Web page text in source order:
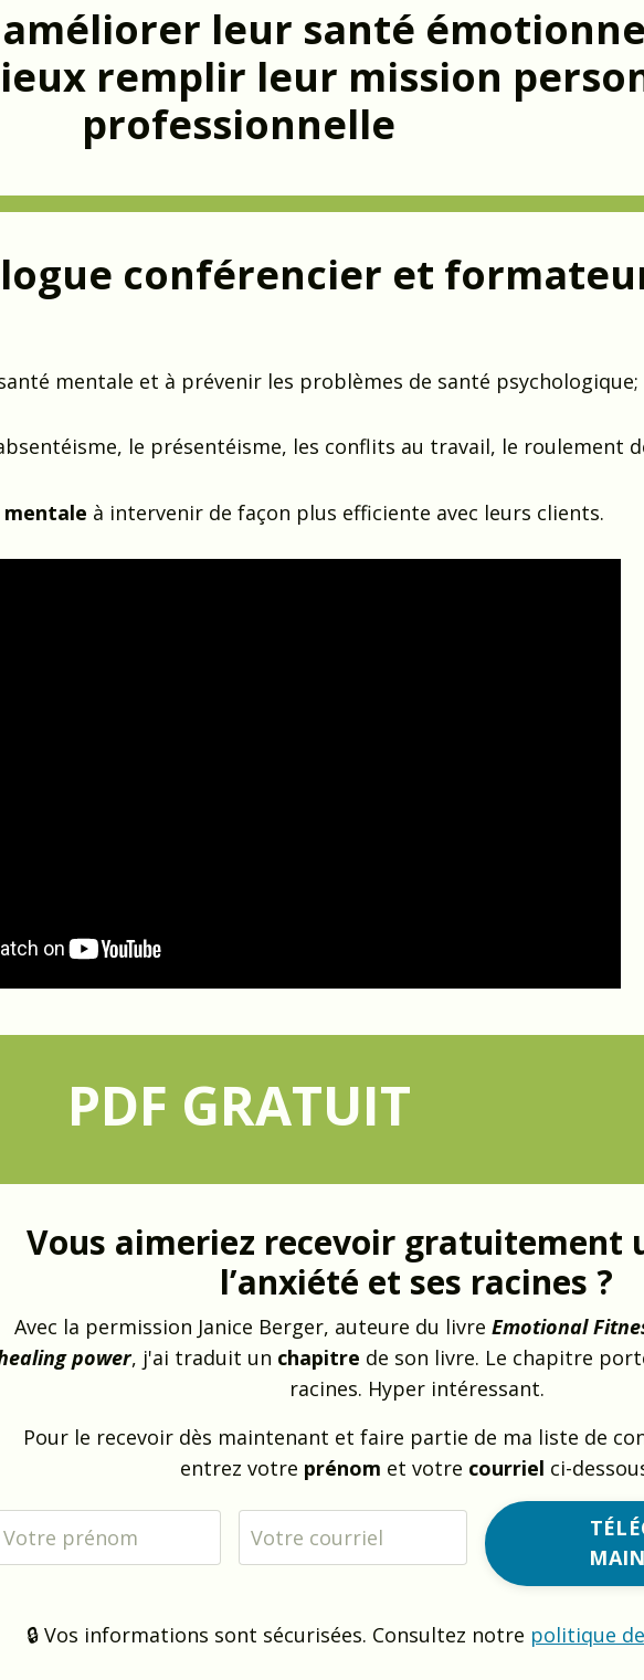
améliorer leur santé
remplir leur mission
professionnelle
conférencier et
mentale et à prévenir les problèmes de santé psychologique;
le présentéisme, les conflits au travail, le roulement
mentale à intervenir de façon plus efficiente avec leurs clients.
PDF GRATUIT
Vous aimeriez recevoir gratuitement
l’anxiété et ses racines ?
Avec la permission Janice Berger, auteure du livreEmotional
power, j'ai traduit un chapitre de son livre. Le chapitre
racines. Hyper intéressant.
Pour le recevoir dès maintenant et faire partie de ma liste de
entrez votre prénom et votre courriel ci-
🔒 Vos informations sont sécurisées. Consultez notre politique